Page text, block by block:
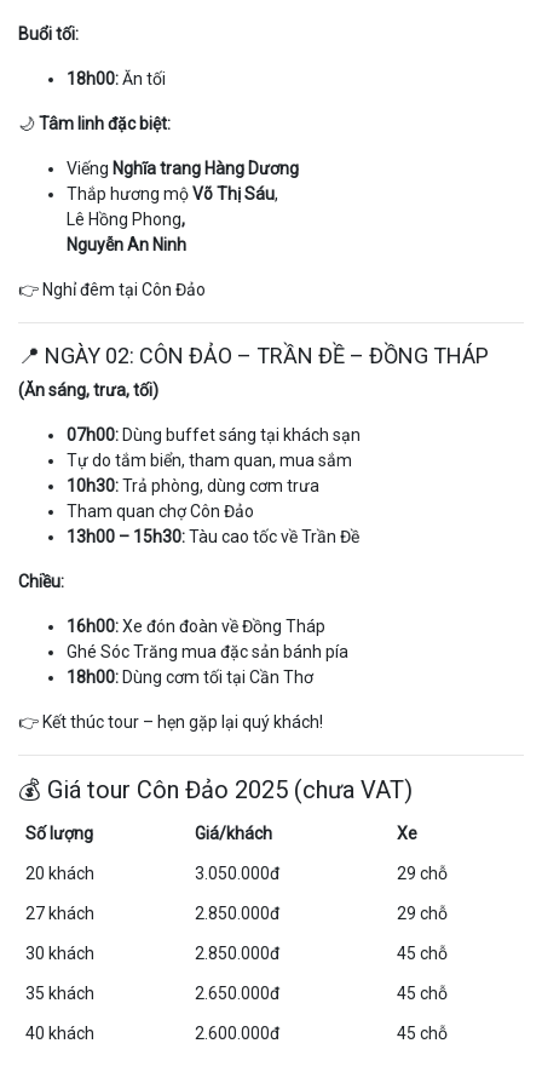
Buổi tối:
18h00:Ăn tối
🌙Tâm linh đặc biệt:
Viếng Nghĩa trang Hàng Dương
Thắp hương mộVõ Thị Sáu,
Lê Hồng Phong,
Nguyễn An Ninh
👉 Nghỉ đêm tại Côn Đảo
📍 NGÀY 02: CÔN ĐẢO – TRẦN ĐỀ – ĐỒNG THÁP
(Ăn sáng, trưa, tối)
07h00: Dùng buffet sáng tại khách sạn
Tự do tắm biển, tham quan, mua sắm
10h30:Trả phòng, dùng cơm trưa
Tham quan chợ Côn Đảo
13h00 – 15h30:Tàu cao tốc về Trần Đề
Chiều:
16h00:Xe đón đoàn về Đồng Tháp
Ghé Sóc Trăng mua đặc sản bánh pía
18h00: Dùng cơm tối tại Cần Thơ
👉 Kết thúc tour – hẹn gặp lại quý khách!
💰 Giá tour Côn Đảo 2025 (chưa VAT)
Số lượng Giá/khách Xe
20 khách 3.050.000đ 29 chỗ
27 khách 2.850.000đ 29 chỗ
30 khách 2.850.000đ 45 chỗ
35 khách 2.650.000đ 45 chỗ
40 khách 2.600.000đ 45 chỗ